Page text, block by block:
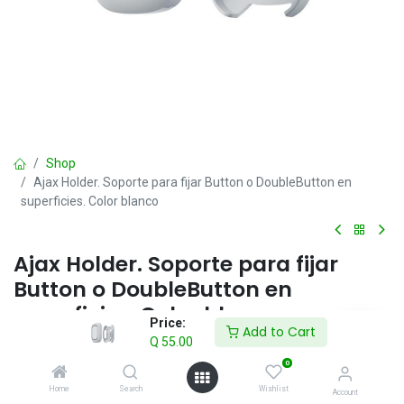
Price:
Q 55.00
Add to Cart
Home Search
0
Wishlist Account
Shop
Ajax Holder. Soporte para fijar Button o DoubleButton en
superficies. Color blanco
Ajax Holder. Soporte para fijar
Button o DoubleButton en
superficies. Color blanco